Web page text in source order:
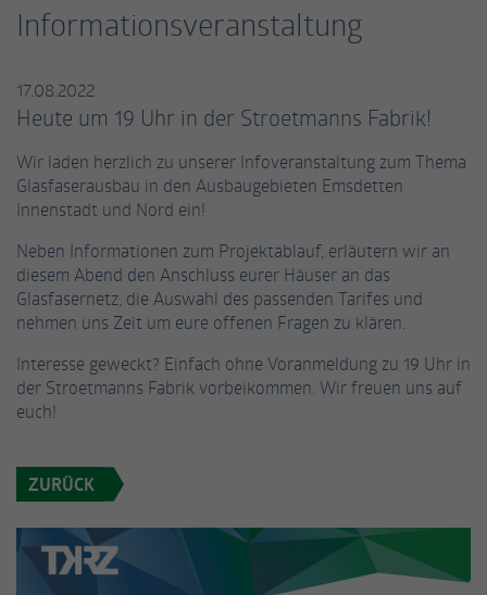
Informationsveranstaltung
17.08.2022
Heute um 19 Uhr in der Stroetmanns Fabrik!
Wir laden herzlich zu unserer Infoveranstaltung zum Thema
Glasfaserausbau in den Ausbaugebieten Emsdetten
Innenstadt und Nord ein!
Neben Informationen zum Projektablauf, erläutern wir an
diesem Abend den Anschluss eurer Häuser an das
Glasfasernetz, die Auswahl des passenden Tarifes und
nehmen uns Zeit um eure offenen Fragen zu klären.
Interesse geweckt? Einfach ohne Voranmeldung zu 19 Uhr in
der Stroetmanns Fabrik vorbeikommen. Wir freuen uns auf
euch!
ZURÜCK
Anbieter
Zweck
Dieses Cookie ist ein Standard-Session-
Cookie von TYPO3. Es speichert im Falle eines
eingeloggte Benutzer wiedererkannt werden
und es wird ihm Zugang zu geschützten
Bereichen gewährt.
Name cookie_optin
Anbieter
Laufzeit
Zweck
Einstellungen.
Statistiken
und zugehörige Cookies. Es hilft uns die Nutzererfahrung der
Website zu verbessern.
Anbieter Google Analytics
Laufzeit 2 Jahre
Dieses Cookie wird von Google Analytics
installiert. Das Cookie wird verwendet, um
randoly generierte Nummer zu, um
eindeutige Besucher zu identifizieren.
Externe Inhalte
Wir verwenden auf unserer Website externe Inhalte, um Ihnen
zusätzliche Informationen anzubieten.